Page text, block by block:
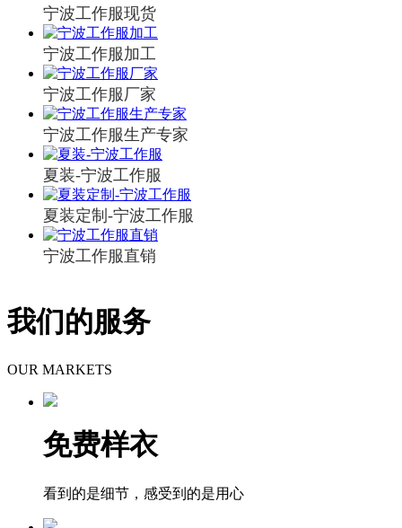
宁波工作服现货
宁波工作服加工
宁波工作服厂家
宁波工作服生产专家
夏装-宁波工作服
夏装定制-宁波工作服
宁波工作服直销
我们的服务
OUR MARKETS
免费样衣
看到的是细节，感受到的是用心